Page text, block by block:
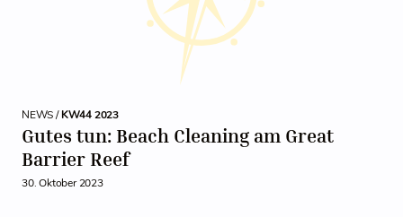
NEWS /KW44 2023
Gutes tun: Beach Cleaning am Great
Barrier Reef
30. Oktober 2023